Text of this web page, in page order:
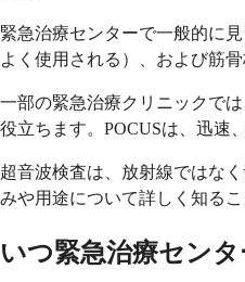
緊急治療センターで一般的に
よく使用される）、および筋
一部の緊急治療クリニックで
役立ちます。POCUSは、迅速
超音波検査は、放射線ではな
みや用途について詳しく知るこ
いつ緊急治療セン